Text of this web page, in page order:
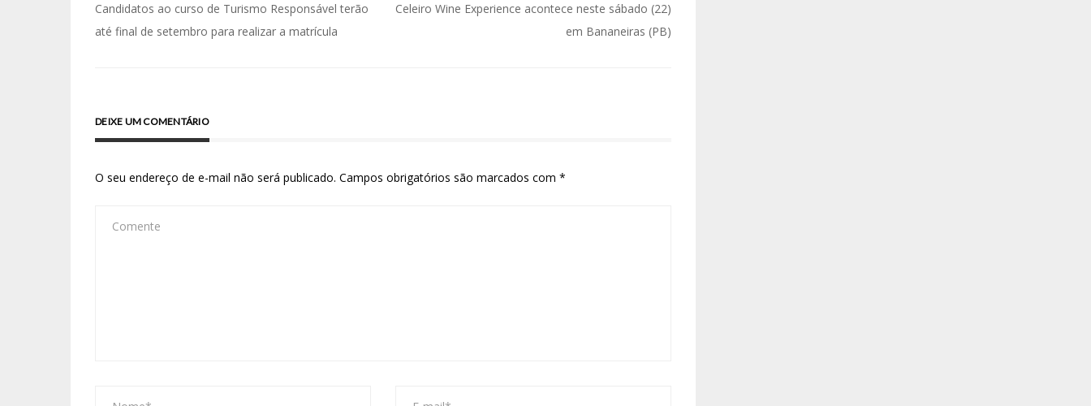
Candidatos ao curso de Turismo Responsável terão
até final de setembro para realizar a matrícula
Celeiro Wine Experience acontece neste sábado (22)
em Bananeiras (PB)
DEIXE UM COMENTÁRIO
O seu endereço de e-mail não será publicado. Campos obrigatórios são marcados com *